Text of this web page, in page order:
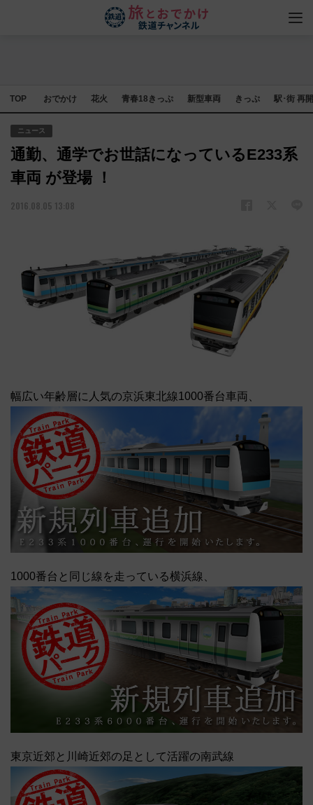
TOP おでかけ 花火 青春18きっぷ 新型車両 きっぷ 駅･街 再
ニュース
通勤、通学でお世話になっているE233系
車両 が登場 ！
2016.08.05 13:08
幅広い年齢層に人気の京浜東北線1000番台車両、
1000番台と同じ線を走っている横浜線、
東京近郊と川崎近郊の足として活躍の南武線